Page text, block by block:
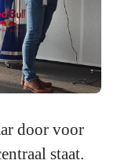
door voor
staat.